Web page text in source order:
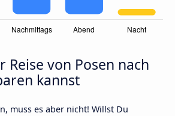
Reise von Posen nach
kannst
muss es aber nicht! Willst Du